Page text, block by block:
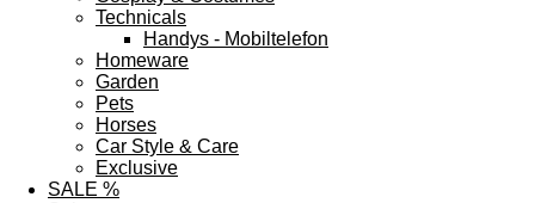
Technicals
Handys - Mobiltelefon
Homeware
Garden
Pets
Horses
Car Style & Care
Exclusive
SALE %